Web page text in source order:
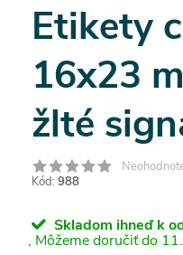
Etikety
16x23
žlté
Kód: 988
Skladom ihneď k